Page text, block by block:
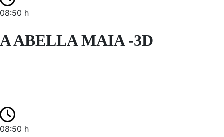
08:50 h
A ABELLA MAIA -3D
08:50 h